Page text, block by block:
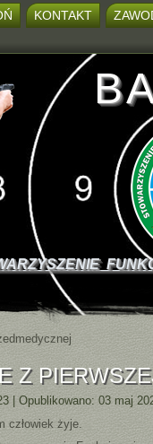
KONTAKT
Z
|Opublikowano: 03 maj
człowiek żyje.